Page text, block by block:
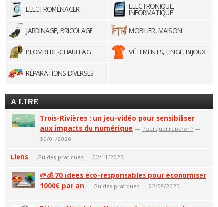
ELECTROMÉNAGER ELECTRONIQUE,
INFORMATIQUE
JARDINAGE, BRICOLAGE
MOBILIER, MAISON
PLOMBERIE-CHAUFFAGE VÊTEMENTS, LINGE, BIJOUX
RÉPARATIONS DIVERSES
A LIRE
Trois-Rivières : un jeu-vidéo pour sensibiliser
aux impacts du numérique — Pourquoi réparer ? —
30/01/2026
Liens — Guides pratiques — 02/11/2023
🌱💰 70 idées éco-responsables pour économiser
1000€ par an — Guides pratiques — 22/09/2023